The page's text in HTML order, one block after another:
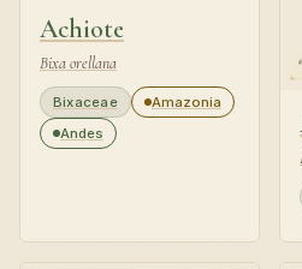
Achiote
Bixa orellana
Bixaceae
Amazonia
Andes